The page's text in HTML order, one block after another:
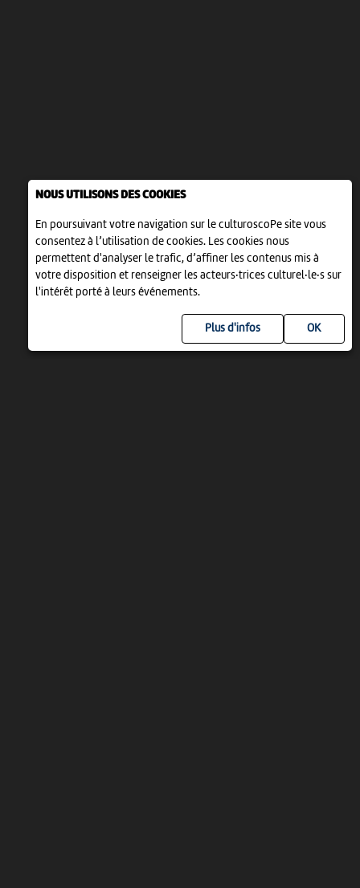
NOUS UTILISONS DES COOKIES
En poursuivant votre navigation sur le culturoscoPe site vous
consentez à l’utilisation de cookies. Les cookies nous
permettent d'analyser le trafic, d’affiner les contenus mis à
votre disposition et renseigner les acteurs·trices culturel·le·s sur
l'intérêt porté à leurs événements.
Plus d'infos